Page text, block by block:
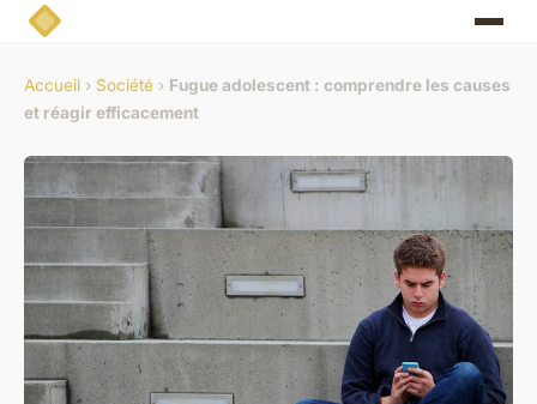
Accueil › Société › Fugue adolescent : comprendre les causes
et réagir efficacement